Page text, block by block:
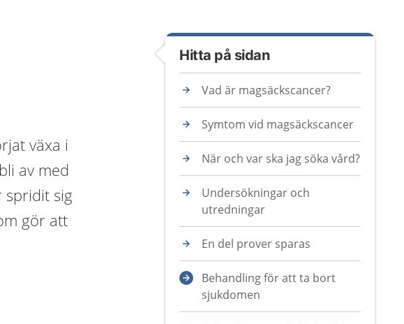
växa i
av med
spridit sig
gör att
Hitta på sidan
Vad är magsäckscancer?
Symtom vid magsäckscancer
När och var ska jag söka vård?
Undersökningar och
utredningar
En del prover sparas
Behandling för att ta bort
sjukdomen